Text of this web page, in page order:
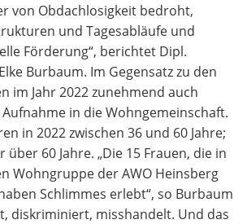
von Obdachlosigkeit bedroht,
und Tagesabläufe und
Förderung“, berichtet Dipl.
Burbaum. Im Gegensatz zu den
im Jahr 2022 zunehmend auch
in die Wohngemeinschaft.
in 2022 zwischen 36 und 60 Jahre;
über 60 Jahre. „Die 15 Frauen, die in
Wohngruppe der AWO Heinsberg
Schlimmes erlebt“, so Burbaum
diskriminiert, misshandelt. Und das